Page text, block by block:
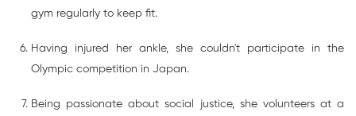
gym regularly to keep fit.
Having injured her ankle, she couldn't participate in the
Olympic competition in Japan.
Being passionate about social justice, she volunteers at a